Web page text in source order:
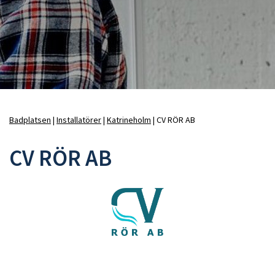
Badplatsen Installatörer Katrineholm CV RÖR AB
CV RÖR AB